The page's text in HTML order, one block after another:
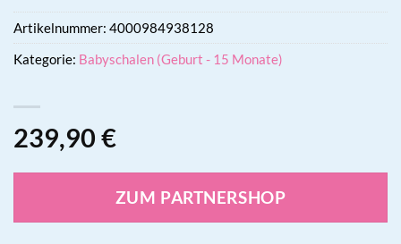
239,90 €
ZUM PARTNERSHOP
Artikelnummer: 4000984938128
Kategorie: Babyschalen (Geburt - 15 Monate)